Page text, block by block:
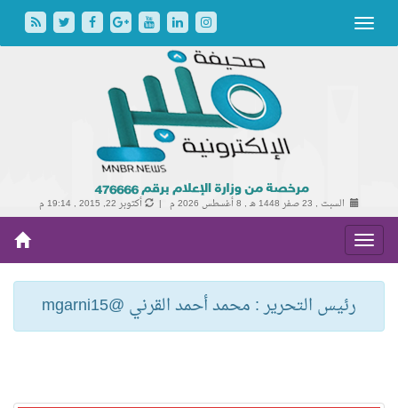
السبت , 23 صفر 1448 هـ , 8 أغسطس 2026 م | أكتوبر 22, 2015 , 19:14 م
رئيس التحرير : محمد أحمد القرني @mgarni15